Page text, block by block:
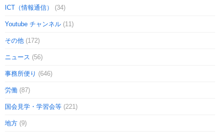
ICT（情報通信） (34)
Youtube チャンネル (11)
その他 (172)
ニュース (56)
事務所便り (646)
労働 (87)
国会見学・学習会等 (221)
地方 (9)